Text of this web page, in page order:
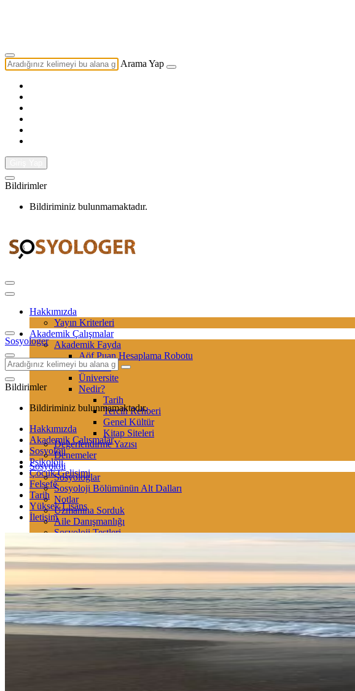
Arama Yap
Bildirimler
Bildiriminiz bulunmamaktadır.
Hakkımızda
Yayın Kriterleri
Akademik Çalışmalar
Akademik Fayda
Aöf Puan Hesaplama Robotu
Sertifika
Üniversite
Nedir?
Tarih
Tercih Rehberi
Genel Kültür
Kitap Siteleri
Değerlendirme Yazısı
Denemeler
Sosyoloji
Sosyologlar
Sosyoloji Bölümünün Alt Dalları
Notlar
Uzmanına Sorduk
Aile Danışmanlığı
Sosyoloji Testleri
Bağımlılık
Soru Cevap
Çocuk Gelişimi
Felsefe
Tarih
Yüksek Lisans
İletişim
Sosyologer
Bildirimler
Bildiriminiz bulunmamaktadır.
Hakkımızda
Akademik Çalışmalar
Sosyoloji
Psikoloji
Çocuk Gelişimi
Felsefe
Tarih
Yüksek Lisans
İletişim